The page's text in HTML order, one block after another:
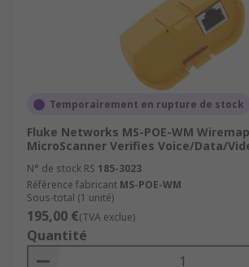
Temporairement en rupture de stock
Fluke Networks MS-POE-WM
MicroScanner Verifies Voice/Data/
N° de stock RS 185-3023
Référence fabricant MS-POE-WM
Sous-total (1 unité)
195,00 €(TVA exclue)
Quantité